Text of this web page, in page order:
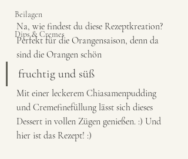
Beilagen
Dips & Cremes
Na, wie findest du diese Rezeptkreation?
Perfekt für die Orangensaison, denn da
sind die Orangen schön
fruchtig und süß
Mit einer leckerem Chiasamenpudding
und Cremefinefüllung lässt sich dieses
Dessert in vollen Zügen genießen. :) Und
hier ist das Rezept! :)